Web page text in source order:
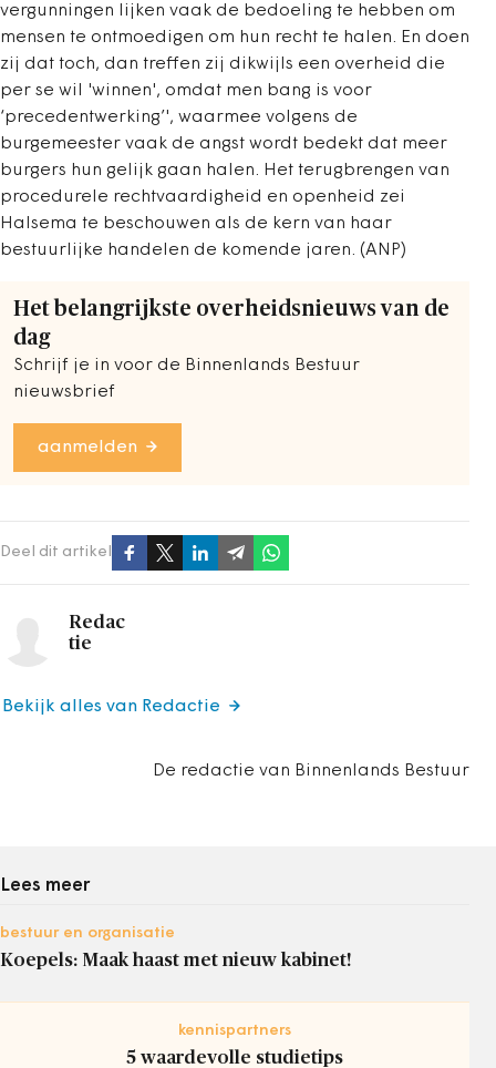
vergunningen lijken vaak de bedoeling te hebben om
mensen te ontmoedigen om hun recht te halen. En doen
zij dat toch, dan treffen zij dikwijls een overheid die
per se wil 'winnen', omdat men bang is voor
‘precedentwerking’', waarmee volgens de
burgemeester vaak de angst wordt bedekt dat meer
burgers hun gelijk gaan halen. Het terugbrengen van
procedurele rechtvaardigheid en openheid zei
Halsema te beschouwen als de kern van haar
bestuurlijke handelen de komende jaren. (ANP)
Het belangrijkste overheidsnieuws van de
dag
Schrijf je in voor de Binnenlands Bestuur
nieuwsbrief
aanmelden
Deel dit artikel
Redac
tie
De redactie van Binnenlands Bestuur
Bekijk alles van Redactie
Lees meer
bestuur en organisatie
Koepels: Maak haast met nieuw kabinet!
kennispartners
5 waardevolle studietips